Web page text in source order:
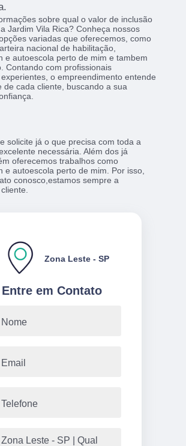
sobre qual o valor de inclusão
Jardim Vila Rica? Conheça nossos
variadas que oferecemos, como
nacional de habilitação,
e autoescola perto de mim e tambem
Contando com profissionais
o empreendimento entende
de cada cliente, buscando a sua
solicite já o que precisa com toda a
necessária. Além dos já
oferecemos trabalhos como
e autoescola perto de mim. Por isso,
conosco,estamos sempre a
Entre em Contato
Zona Leste - SP